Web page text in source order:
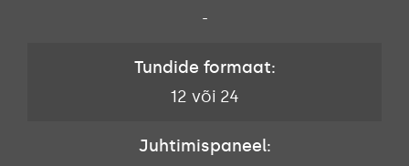
-
Tundide formaat:
12 või 24
Juhtimispaneel: